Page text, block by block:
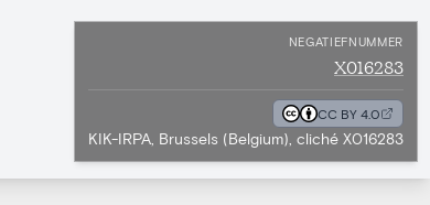
NEGATIEFNUMMER
X016283
CC BY 4.0
KIK-IRPA, Brussels (Belgium), cliché X016283